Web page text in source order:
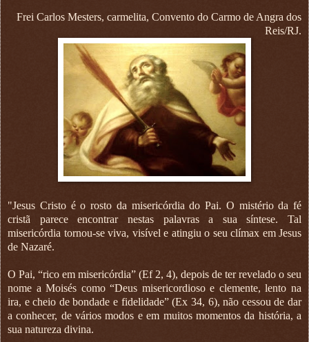
Frei Carlos Mesters, carmelita, Convento do Carmo de Angra dos
Reis/RJ.
"Jesus Cristo é o rosto da misericórdia do Pai. O mistério da fé
cristã parece encontrar nestas palavras a sua síntese. Tal
misericórdia tornou-se viva, visível e atingiu o seu clímax em Jesus
de Nazaré.
O Pai, “rico em misericórdia” (Ef 2, 4), depois de ter revelado o seu
nome a Moisés como “Deus misericordioso e clemente, lento na
ira, e cheio de bondade e fidelidade” (Ex 34, 6), não cessou de dar
a conhecer, de vários modos e em muitos momentos da história, a
sua natureza divina.